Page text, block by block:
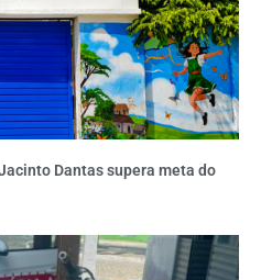
Dantas supera meta do